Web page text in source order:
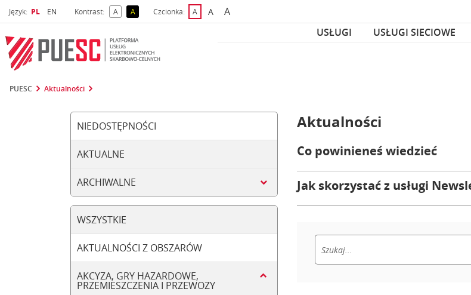
Język: Wybrany język
PL Wybierz język
EN Kontrast: Akontrast domyślny
Akontrast żółty tekst na czarnym tle
Czcionka: Adomyślna czcionka
Awiększa czcionka
Anajwiększa czcionka
USŁUGI
USŁUGI SIECIOWE
PUESC Aktualności
NIEDOSTĘPNOŚCI
AKTUALNE
ARCHIWALNE
WSZYSTKIE
AKTUALNOŚCI Z OBSZARÓW
AKCYZA, GRY HAZARDOWE,
PRZEMIESZCZENIA I PRZEWOZY
Aktualności
Co powinieneś wiedzieć
Jak skorzystać z usługi